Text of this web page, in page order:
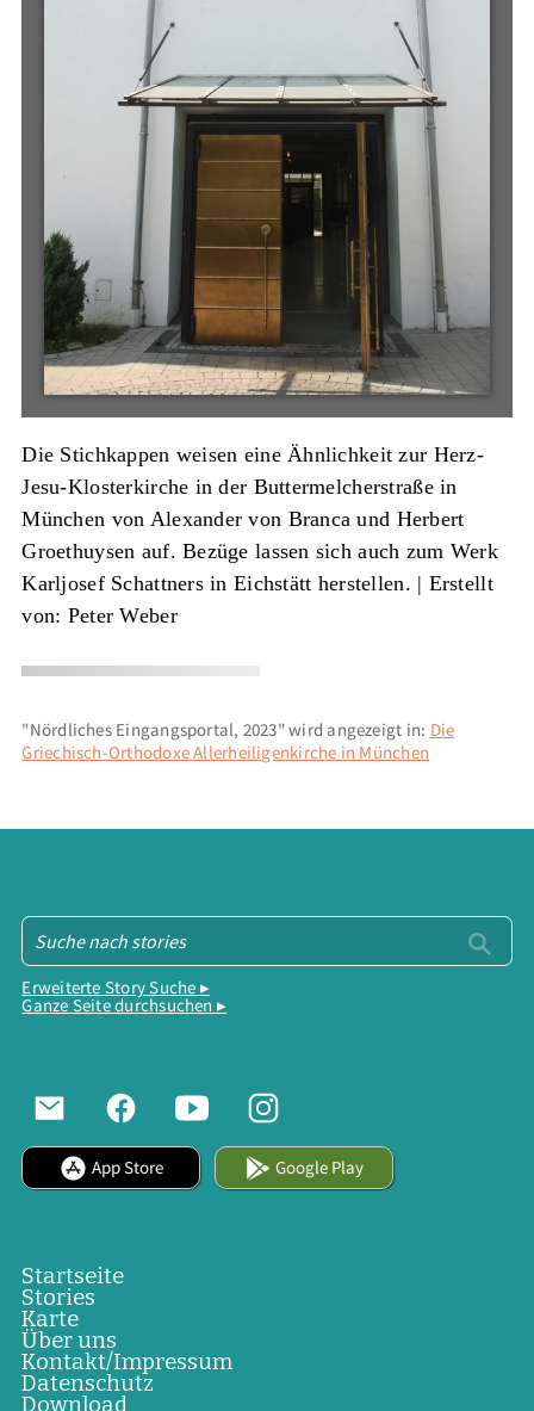
Die Stichkappen weisen eine Ähnlichkeit zur Herz-
Jesu-Klosterkirche in der Buttermelcherstraße in
München von Alexander von Branca und Herbert
Groethuysen auf. Bezüge lassen sich auch zum Werk
Karljosef Schattners in Eichstätt herstellen. | Erstellt
von: Peter Weber
"Nördliches Eingangsportal, 2023" wird angezeigt in: Die
Griechisch-Orthodoxe Allerheiligenkirche in München
Erweiterte Story Suche ▸
Ganze Seite durchsuchen ▸
App Store Google Play
Startseite
Stories
Karte
Über uns
Kontakt/Impressum
Datenschutz
Download